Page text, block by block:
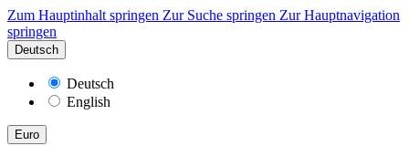
Zum Hauptinhalt springen Zur Suche springen Zur Hauptnavigation
springen
Deutsch
Deutsch
English
Euro